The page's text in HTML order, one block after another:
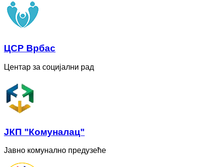
ЦСР Врбас
Центар за социјални рад
ЈКП "Комуналац"
Јавно комунално предузеће